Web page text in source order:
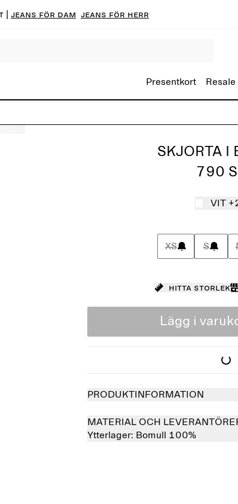
| Jeans för dam Jeans för herr
Presentkort Resale
SKJORTA I
790
VIT
XS S
Hitta storlek
Lägg i
PRODUKTINFORMATION
MATERIAL OCH
Ytterlager: Bomull 100%